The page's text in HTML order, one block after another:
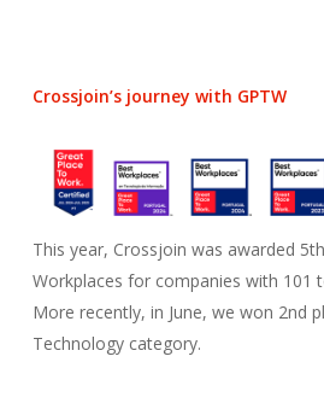
Crossjoin’s journey with GPTW
This year, Crossjoin was awarded
Workplaces for companies with 101
More recently, in June, we won 2nd
Technology category.